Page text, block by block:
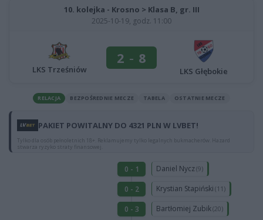
10. kolejka - Krosno > Klasa B, gr. III
2025-10-19, godz. 11:00
LKS Trześniów
2 - 8
LKS Głębokie
RELACJA BEZPOŚREDNIE MECZE TABELA OSTATNIE MECZE
PAKIET POWITALNY DO 4321 PLN W LVBET!
Tylko dla osób pełnoletnich 18+. Reklamujemy tylko legalnych bukmacherów. Hazard
stwarza ryzyko straty finansowej.
0 - 1 Daniel Nycz(9)
0 - 2 Krystian Stapiński (11)
0 - 3 Bartłomiej Zubik(20)